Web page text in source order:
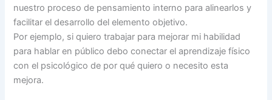
nuestro proceso de pensamiento interno para alinearlos y
facilitar el desarrollo del elemento objetivo.
Por ejemplo, si quiero trabajar para mejorar mi habilidad
para hablar en público debo conectar el aprendizaje físico
con el psicológico de por qué quiero o necesito esta
mejora.